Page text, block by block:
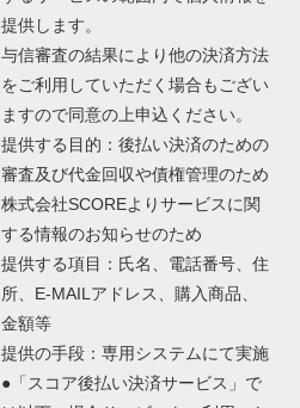
提供します。
与信審査の結果により他の決済方法
をご利用していただく場合もござい
ますので同意の上申込ください。
提供する目的：後払い決済のための
審査及び代金回収や債権管理のため
株式会社SCOREよりサービスに関
する情報のお知らせのため
提供する項目：氏名、電話番号、住
所、E-MAILアドレス、購入商品、
金額等
提供の手段：専用システムにて実施
●「スコア後払い決済サービス」で